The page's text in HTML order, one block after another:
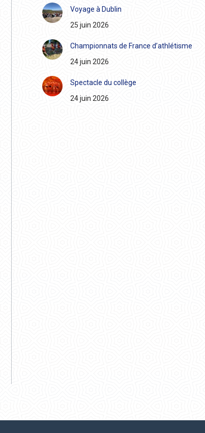
Voyage à Dublin
25 juin 2026
Championnats de France d’athlétisme
24 juin 2026
Spectacle du collège
24 juin 2026